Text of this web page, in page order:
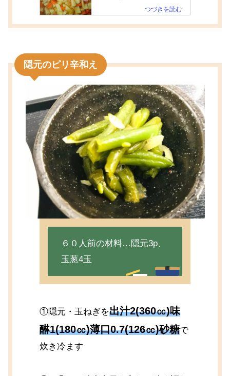
隠元のピリ辛和え
６０人前の材料…隠元3p、
玉葱4玉
①隠元・玉ねぎを出汁2(360㏄)味
醂1(180㏄)薄口0.7(126㏄)砂糖で
炊き冷ます